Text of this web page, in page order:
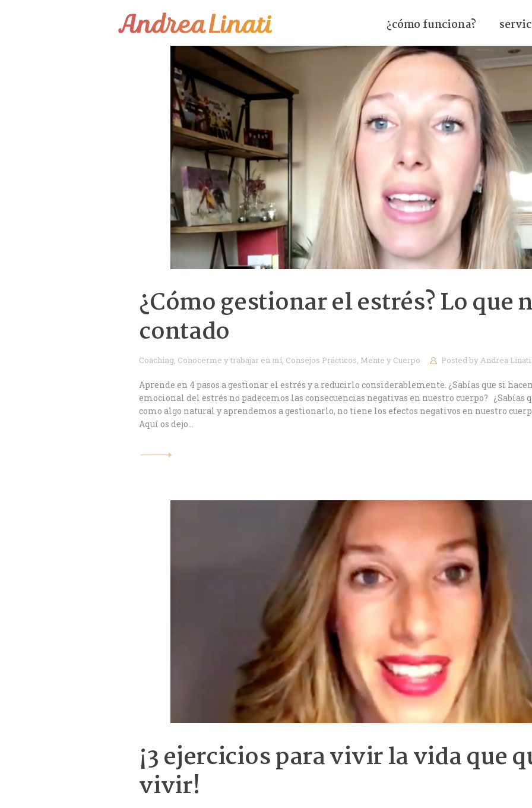
¿cómo funciona?
¿Cómo funciona?
Servicios
Coaching Gratis
Conóceme
Contáctame
¿Cómo gestionar el estrés? Lo que
contado
Coaching, Conocerme y trabajar en mí, Consejos Prácticos, Mente y Cuerpo Posted byAndrea
Aprende en 4 pasos a gestionar el estrés y a reducirlo considerablemente. ¿Sabías que si
emocional del estrés no padecemos las consecuencias negativas en nuestro cuerpo? ¿Sabías
como algo natural y aprendemos a gestionarlo, no tiene los efectos negativos en nuestro
Aquí os dejo…
¡3 ejercicios para vivir la vida que
vivir!